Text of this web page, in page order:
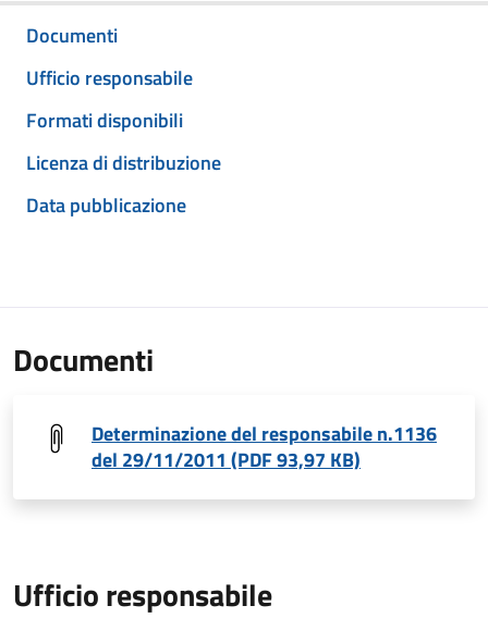
Documenti
Ufficio responsabile
Formati disponibili
Licenza di distribuzione
Data pubblicazione
Documenti
Determinazione del responsabile n.1136
del 29/11/2011 (PDF 93,97 KB)
Ufficio responsabile